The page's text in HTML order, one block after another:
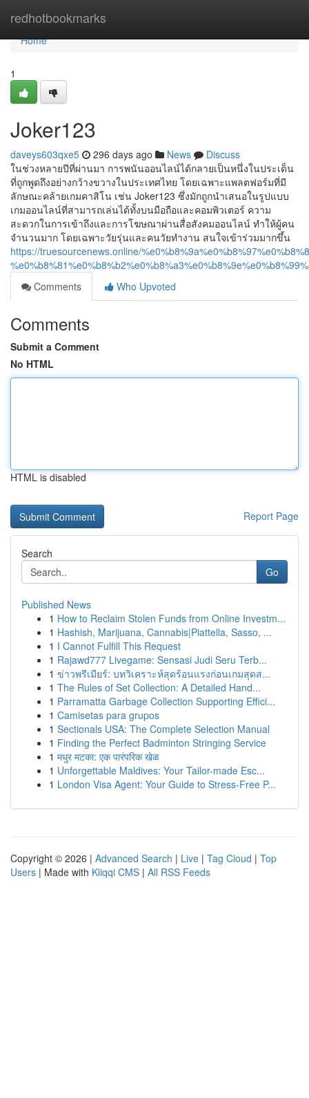
redhotbookmarks
Home
Home
1
Joker123
daveys603qxe5 296 days ago News
Discuss
ในช่วงหลายปีที่ผ่านมา การพนันออนไลน์ได้กลายเป็นหนึ่งในประเด็น
ที่ถูกพูดถึงอย่างกว้างขวางในประเทศไทย โดยเฉพาะแพลตฟอร์มที่มี
ลักษณะคล้ายเกมคาสิโน เช่น Joker123 ซึ่งมักถูกนำเสนอในรูปแบบ
เกมออนไลน์ที่สามารถเล่นได้ทั้งบนมือถือและคอมพิวเตอร์ ความ
สะดวกในการเข้าถึงและการโฆษณาผ่านสื่อสังคมออนไลน์ ทำให้ผู้คน
จำนวนมาก โดยเฉพาะวัยรุ่นและคนวัยทำงาน สนใจเข้าร่วมมากขึ้น
https://truesourcenews.online/
Comments
Who Upvoted
Comments
Submit a Comment
No HTML
HTML is disabled
Report Page
Search
Go
Published News
1 How to Reclaim Stolen Funds from Online Investm...
1 Hashish, Marijuana, Cannabis|Piattella, Sasso, ...
1 I Cannot Fulfill This Request
1 Rajawd777 Livegame: Sensasi Judi Seru Terb...
1 ข่าวพรีเมียร์: บทวิเคราะห์สุดร้อนแรงก่อนเกมสุดส...
1 The Rules of Set Collection: A Detailed Hand...
1 Parramatta Garbage Collection Supporting Effici...
1 Camisetas para grupos
1 Sectionals USA: The Complete Selection Manual
1 Finding the Perfect Badminton Stringing Service
1 मधुर मटका: एक पारंपरिक खेळ
1 Unforgettable Maldives: Your Tailor-made Esc...
1 London Visa Agent: Your Guide to Stress-Free P...
Copyright © 2026 | Advanced Search | Live | Tag Cloud | Top
Users | Made with Kliqqi CMS | All RSS Feeds